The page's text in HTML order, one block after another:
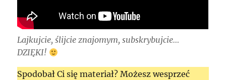
Lajkujcie, ślijcie znajomym, subskrybujcie…
DZIĘKI!
Spodobał Ci się materiał? Możesz wesprzeć